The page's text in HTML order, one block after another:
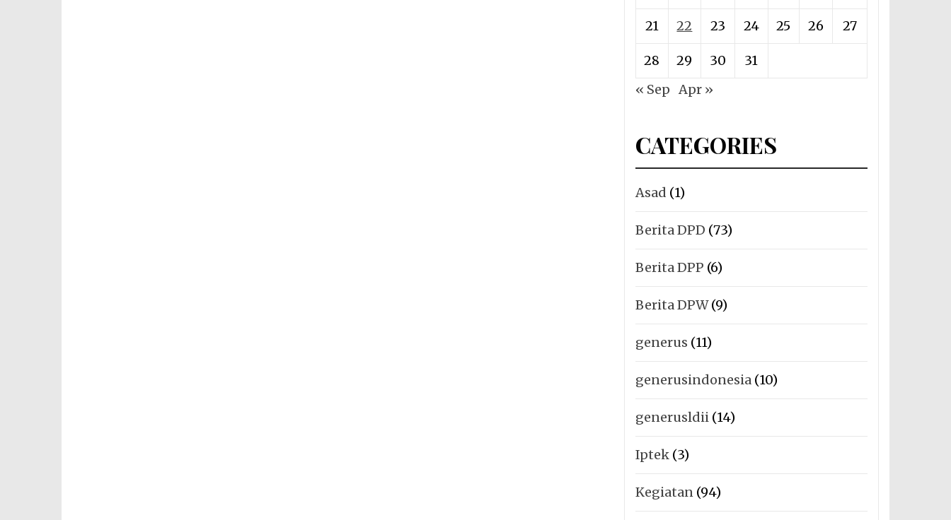
21 22 23 24 25 26 27
28 29 30
31
« Sep Apr »
CATEGORIES
Asad (1)
Berita DPD (73)
Berita DPP (6)
Berita DPW(9)
generus (11)
generusindonesia(10)
generusldii(14)
Iptek(3)
Kegiatan(94)